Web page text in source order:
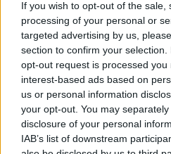
If you wish to opt-out of the
processing of your personal or
targeted advertising by us,
section to confirm your
opt-out request is processed you
interest-based ads based on
us or personal information
your opt-out. You may
disclosure of your personal
IAB’s list of downstream
Proceduri disciplinare